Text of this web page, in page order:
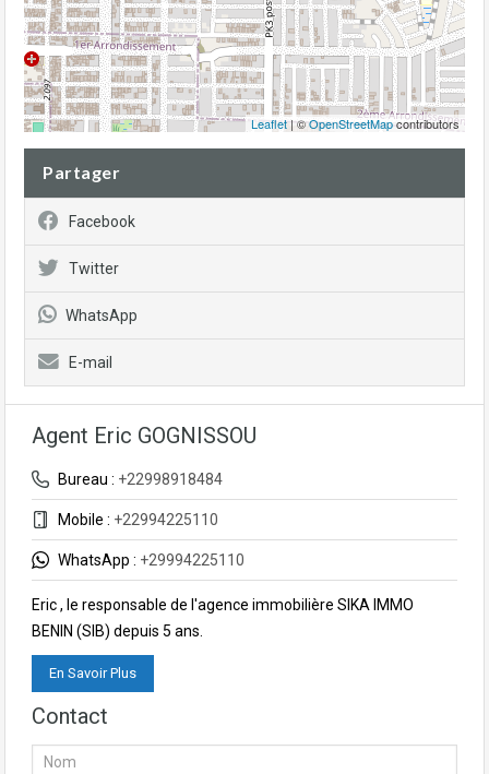
Leaflet| ©OpenStreetMapcontributors
Partager
Facebook
Twitter
WhatsApp
E-mail
Agent Eric GOGNISSOU
Bureau : +22998918484
Mobile : +22994225110
WhatsApp : +29994225110
Eric , le responsable de l'agence immobilière SIKA IMMO
BENIN (SIB) depuis 5 ans.
En Savoir Plus
Contact